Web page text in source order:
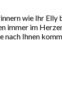
wie Ihr Elly
immer im
nach Ihnen